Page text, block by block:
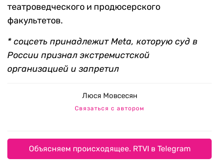
театроведческого и продюсерского
факультетов.
* соцсеть принадлежит Meta, которую суд в
России признал экстремистской
организацией и запретил
Люся Мовсесян
Связаться с автором
Объясняем происходящее. RTVI в Telegram